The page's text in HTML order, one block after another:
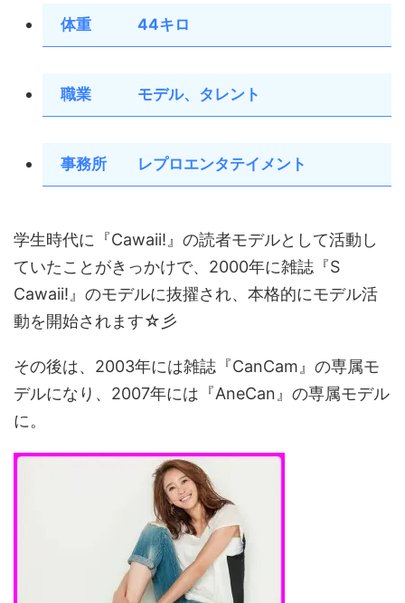
体重 44キロ
職業 モデル、タレント
事務所 レプロエンタテイメント
学生時代に『Cawaii!』の読者モデルとして活動し
ていたことがきっかけで、2000年に雑誌『S
Cawaii!』のモデルに抜擢され、本格的にモデル活
動を開始されます☆彡
その後は、2003年には雑誌『CanCam』の専属モ
デルになり、2007年には『AneCan』の専属モデル
に。